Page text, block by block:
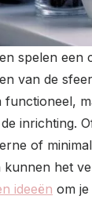
spelen een
van de
functioneel,
inrichting.
of
kunnen het
ideeën om